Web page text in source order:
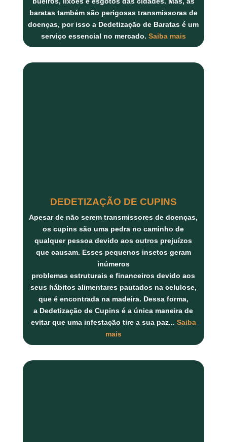
baratas também são perigosas transmissoras de
doenças, por isso a Dedetização de Baratas é um
serviço essencial no mercado. Saiba mais
DEDETIZAÇÃO DE CUPINS
Apesar de não serem transmissores de doenças,
oscupins são uma pedra no caminho de
qualquer pessoa devido aos outros prejuízos
que causam. Esses pequenos insetos geram
inúmeros
problemasestruturais efinanceiros devido aos
seus hábitos alimentares pautados na celulose,
que é encontrada na madeira. Dessa forma,
a Dedetização de Cupins é a única maneira de
evitar que uma infestação tire a sua paz... Saiba
mais